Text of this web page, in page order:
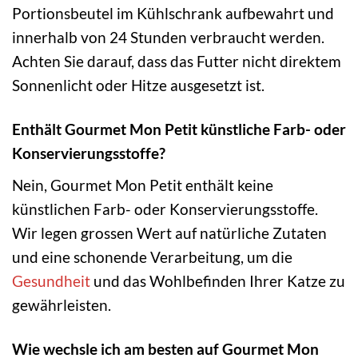
Portionsbeutel im Kühlschrank aufbewahrt und
innerhalb von 24 Stunden verbraucht werden.
Achten Sie darauf, dass das Futter nicht direktem
Sonnenlicht oder Hitze ausgesetzt ist.
Enthält Gourmet Mon Petit künstliche Farb- oder
Konservierungsstoffe?
Nein, Gourmet Mon Petit enthält keine
künstlichen Farb- oder Konservierungsstoffe.
Wir legen grossen Wert auf natürliche Zutaten
und eine schonende Verarbeitung, um die
Gesundheit und das Wohlbefinden Ihrer Katze zu
gewährleisten.
Wie wechsle ich am besten auf Gourmet Mon